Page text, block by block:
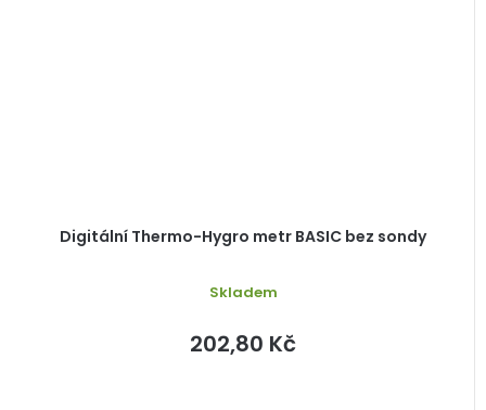
Digitální Thermo-Hygro metr BASIC bez sondy
Skladem
202,80 Kč